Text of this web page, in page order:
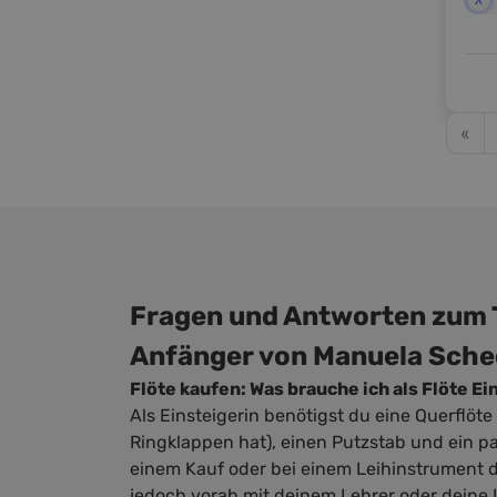
und
«
Fragen und Antworten
Anfänger von Manuela
Flöte kaufen: Was brauche ich als Flöte
Als Einsteigerin benötigst du eine
Ringklappen hat), einen Putzstab und ein
einem Kauf oder bei einem Leihinstrument